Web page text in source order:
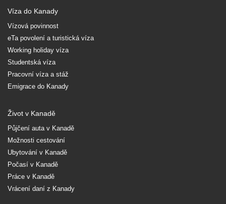
Víza do Kanady
Vízová povinnost
eTa povolení a turistická víza
Working holiday víza
Studentská víza
Pracovní víza a stáž
Emigrace do Kanady
Život v Kanadě
Půjčení auta v Kanadě
Možnosti cestování
Ubytování v Kanadě
Počasí v Kanadě
Práce v Kanadě
Vrácení daní z Kanady